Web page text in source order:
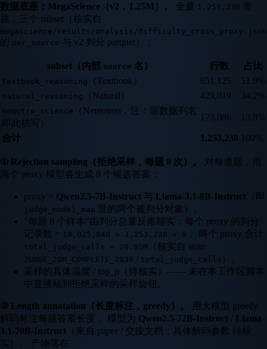
数据底座：MegaScience（v2，1.25M）。 全量 1,253,230 道
题，三个 subset（核实自
megascience/results/analysis/difficulty_cross_proxy.json
的 per_source 与 v2 判分 parquet）：
subset（内部 source 名） 行数 占比
textbook_reasoning （Textbook） 651,125 51.9%
natural_reasoning （Natural） 429,019 34.2%
nemotro_science
（Nemotron，注：源数据列名
即此拼写）
173,086 13.8%
合计 1,253,230 100%
① Rejection sampling（拒绝采样，每题 8 次）。
对每道题，用
两个 proxy 模型各生成 8 个候选答案：
proxy = Qwen2.5-7B-Instruct 与 Llama-3.1-8B-Instruct （即
judge_model_map 里的两个被判分对象）。
"每题 8 个样本"由判分总量反推核实：每个 proxy 的判分
记录数 = 10,025,840 = 1,253,230 × 8 ， 两个 proxy 合计
total_judge_calls ≈ 20.05M （核实自 state
JUDGE_20M_COMPLETE_2030 / total_judge_calls ）。
采样的具体温度 / top_p（待核实）—— 未在本工作区脚本
中直接核到拒绝采样的采样旋钮。
② Length annotation（长度标注，greedy）。
用大模型 greedy
解码标注每题答案长度， 模型为 Qwen2.5-72B-Instruct / Llama-
3.1-70B-Instruct （来自 paper / 交接文档；具体解码参数 待核
实）。 产物落在